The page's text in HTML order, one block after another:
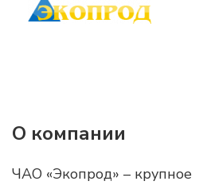
О компании
ЧАО «Экопрод» – крупное